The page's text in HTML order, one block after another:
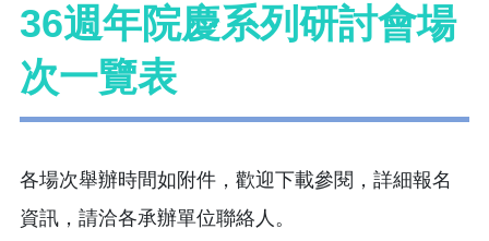
36週年院慶系列研討會場
次一覽表
各場次舉辦時間如附件，歡迎下載參閱，詳細報名
資訊，請洽各承辦單位聯絡人。